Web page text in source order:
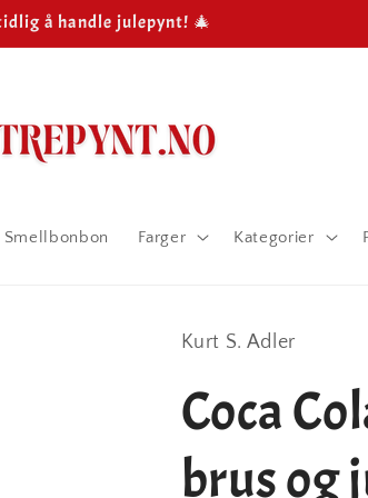
å handle julepynt! 🎄
Smellbonbon Farger Kategorier
Kurt S. Adler
Coca
brus og